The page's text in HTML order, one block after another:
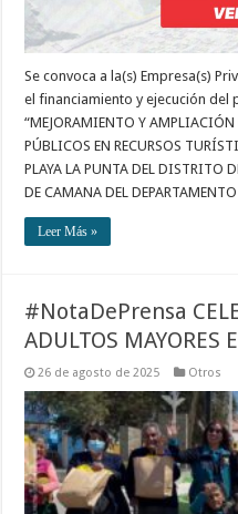
Se convoca a la(s) Empresa(s)
el financiamiento y ejecución del
“MEJORAMIENTO Y
PÚBLICOS EN RECURSOS
PLAYA LA PUNTA DEL DISTRITO
DE CAMANA DEL
Leer Más »
#NotaDePrensa
ADULTOS MAYORES
26 de agosto de 2025 Otros